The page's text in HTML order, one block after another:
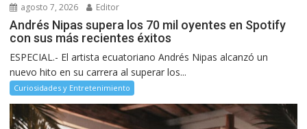
agosto 7, 2026 Editor
Andrés Nipas supera los 70 mil oyentes en Spotify
con sus más recientes éxitos
ESPECIAL.- El artista ecuatoriano Andrés Nipas alcanzó un
nuevo hito en su carrera al superar los...
Curiosidades y Entretenimiento